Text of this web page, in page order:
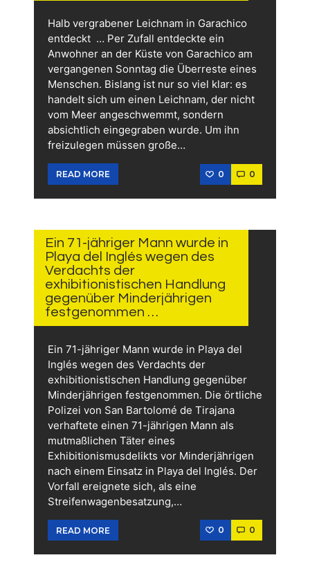
Halb vergrabener Leichnam in Garachico
entdeckt … Per Zufall entdeckte ein
Anwohner an der Küste von Garachico am
vergangenen Sonntag die Überreste eines
Menschen. Bislang ist nur so viel klar: es
handelt sich um einen Leichnam, der nicht
vom Meer angeschwemmt, sondern
absichtlich eingegraben wurde. Um ihn
freizulegen müssen große…
READ MORE 0 0
AGO
Ein 71-jähriger Mann wurde in
Playa del Inglés wegen des
Verdachts der
exhibitionistischen Handlung
gegenüber Minderjährigen
festgenommen …
Ein 71-jähriger Mann wurde in Playa del
Inglés wegen des Verdachts der
exhibitionistischen Handlung gegenüber
Minderjährigen festgenommen. Die örtliche
Polizei von San Bartolomé de Tirajana
verhaftete einen 71-jährigen Mann als
mutmaßlichen Täter eines
Exhibitionismusdelikts vor Minderjährigen
nach einem Einsatz in Playa del Inglés. Der
Vorfall ereignete sich, als eine
Streifenwagenbesatzung,…
READ MORE 0 0